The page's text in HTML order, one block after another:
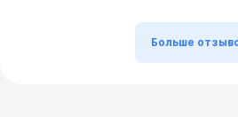
Больше